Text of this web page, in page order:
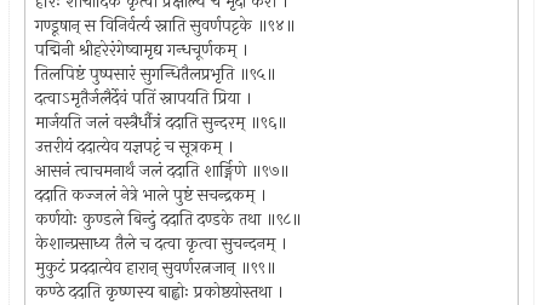
गण्डूषान् स विनिर्वर्त्य स्नाति सुवर्णपट्टके ॥९४॥
पद्मिनी श्रीहरेरंगेष्वामृद्य गन्धचूर्णकम् ।
तिलपिष्टं पुष्पसारं सुगन्धितैलप्रभृति ॥९५॥
दत्वाऽमृतैर्जलैर्देवं पतिं स्नापयति प्रिया ।
मार्जयति जलं वस्त्रैर्धौत्रं ददाति सुन्दरम् ॥९६॥
उत्तरीयं ददात्येव यज्ञपट्टं च सूत्रकम् ।
आसनं त्वाचमनार्थं जलं ददाति शार्ङ्गिणे ॥९७॥
ददाति कज्जलं नेत्रे भाले पुष्टं सचन्द्रकम् ।
कर्णयोः कुण्डले बिन्दुं ददाति दण्डके तथा ॥९८॥
केशान्प्रसाध्य तैले च दत्वा कृत्वा सुचन्दनम् ।
मुकुटं प्रददात्येव हारान् सुवर्णरत्नजान् ॥९९॥
कण्ठे ददाति कृष्णस्य बाह्वोः प्रकोष्ठयोस्तथा ।